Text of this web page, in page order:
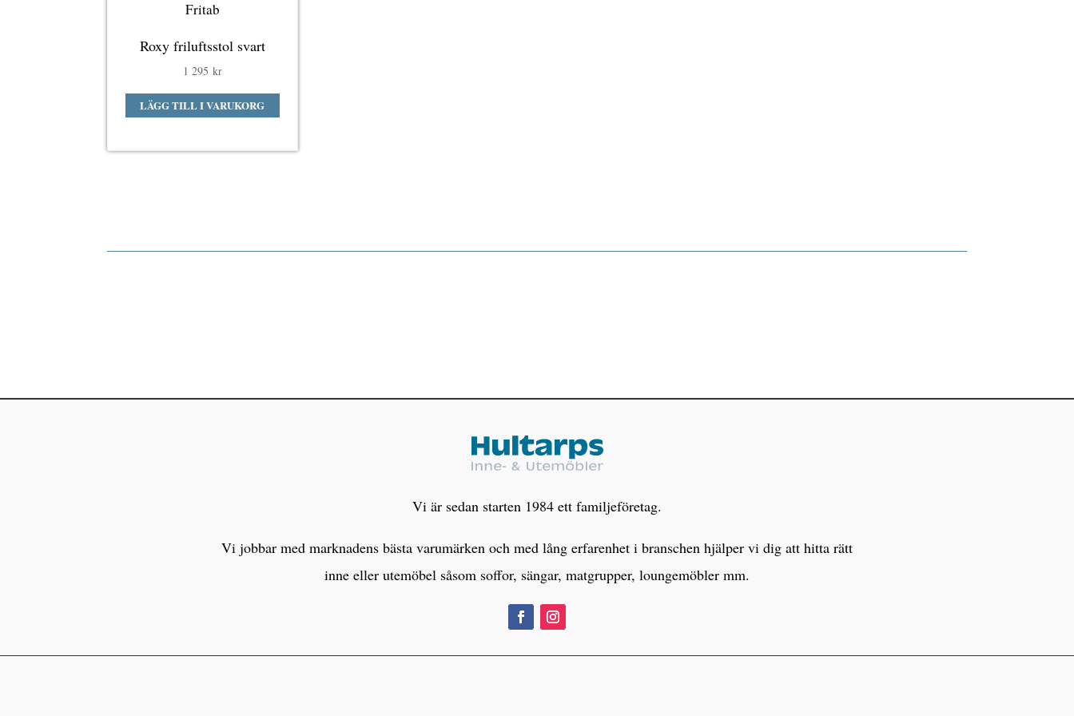
Fritab
Roxy friluftsstol svart
1 295 kr
LÄGG TILL I VARUKORG
Vi är sedan starten 1984 ett familjeföretag.
Vi jobbar med marknadens bästa varumärken och med lång erfarenhet i branschen hjälper vi dig att hitta rätt
inne eller utemöbel såsom soffor, sängar, matgrupper, loungemöbler mm.